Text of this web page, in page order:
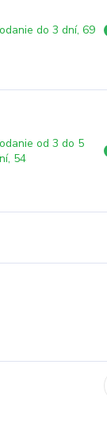
do 3 dní, 69
od 3 do 5
54